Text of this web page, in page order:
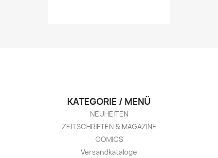
KATEGORIE / MENÜ
NEUHEITEN
ZEITSCHRIFTEN & MAGAZINE
COMICS
Versandkataloge